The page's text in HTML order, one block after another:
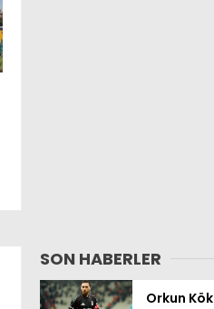
SON HABERLER
Orkun